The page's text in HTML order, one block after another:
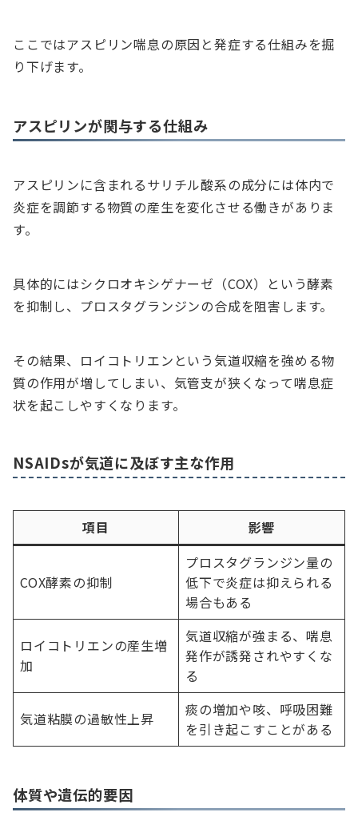
ここではアスピリン喘息の原因と発症する仕組みを掘
り下げます。
アスピリンが関与する仕組み
アスピリンに含まれるサリチル酸系の成分には体内で
炎症を調節する物質の産生を変化させる働きがありま
す。
具体的にはシクロオキシゲナーゼ（COX）という酵素
を抑制し、プロスタグランジンの合成を阻害します。
その結果、ロイコトリエンという気道収縮を強める物
質の作用が増してしまい、気管支が狭くなって喘息症
状を起こしやすくなります。
NSAIDsが気道に及ぼす主な作用
項目 影響
COX酵素の抑制
プロスタグランジン量の
低下で炎症は抑えられる
場合もある
ロイコトリエンの産生増
加
気道収縮が強まる、喘息
発作が誘発されやすくな
る
気道粘膜の過敏性上昇
痰の増加や咳、呼吸困難
を引き起こすことがある
体質や遺伝的要因